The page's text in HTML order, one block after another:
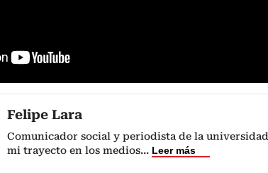
Felipe Lara
Comunicador social y periodista de la
mi trayecto en los medios... Leer más